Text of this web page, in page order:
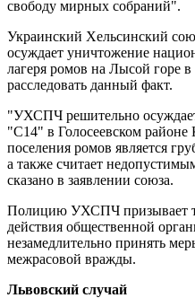
свободу мирных собраний".
Украинский Хельсинский
осуждает уничтожение
лагеря ромов на Лысой горе
расследовать данный факт.
"УХСПЧ решительно
"С14" в Голосеевском районе
поселения ромов является
а также считает
сказано в заявлении союза.
Полицию УХСПЧ призывает
действия общественной
незамедлительно принять
межрасовой вражды.
Львовский случай